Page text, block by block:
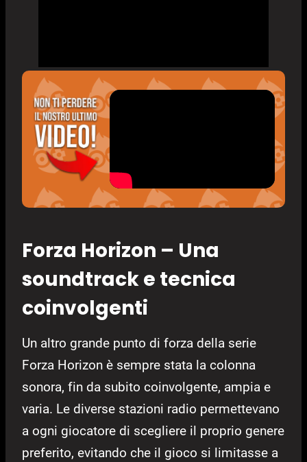
Forza Horizon – Una
soundtrack e tecnica
coinvolgenti
Un altro grande punto di forza della serie
Forza Horizon è sempre stata la colonna
sonora, fin da subito coinvolgente, ampia e
varia. Le diverse stazioni radio permettevano
a ogni giocatore di scegliere il proprio genere
preferito, evitando che il gioco si limitasse a